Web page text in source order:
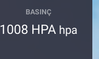
BASINÇ
1008 HPA hpa